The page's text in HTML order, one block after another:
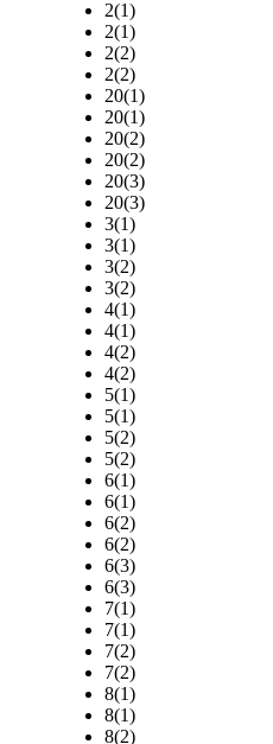
2(1)
2(1)
2(2)
2(2)
20(1)
20(1)
20(2)
20(2)
20(3)
20(3)
3(1)
3(1)
3(2)
3(2)
4(1)
4(1)
4(2)
4(2)
5(1)
5(1)
5(2)
5(2)
6(1)
6(1)
6(2)
6(2)
6(3)
6(3)
7(1)
7(1)
7(2)
7(2)
8(1)
8(1)
8(2)